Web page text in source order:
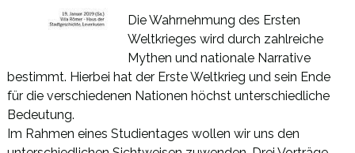
Die Wahrnehmung des Ersten
Weltkrieges wird durch zahlreiche
Mythen und nationale Narrative
bestimmt. Hierbei hat der Erste Weltkrieg und sein Ende
für die verschiedenen Nationen höchst unterschiedliche
Bedeutung.
Im Rahmen eines Studientages wollen wir uns den